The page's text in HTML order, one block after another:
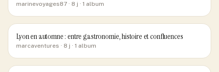
marinevoyages87 · 8 j · 1 album
Lyon en automne : entre gastronomie, histoire et confluences
marcaventures · 8 j · 1 album